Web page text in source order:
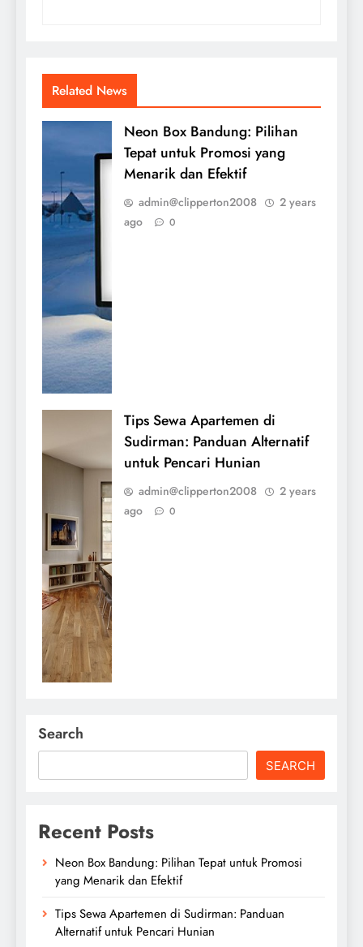
Related News
Neon Box Bandung: Pilihan
Tepat untuk Promosi yang
Menarik dan Efektif
admin@clipperton2008
2 years
ago
0
Tips Sewa Apartemen di
Sudirman: Panduan Alternatif
untuk Pencari Hunian
admin@clipperton2008
2 years
ago
0
Search
SEARCH
Recent Posts
Neon Box Bandung: Pilihan Tepat untuk Promosi
yang Menarik dan Efektif
Tips Sewa Apartemen di Sudirman: Panduan
Alternatif untuk Pencari Hunian